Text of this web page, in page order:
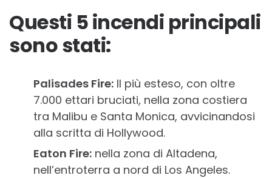
Questi 5 incendi principali
sono stati:
Palisades Fire: Il più esteso, con oltre
7.000 ettari bruciati, nella zona costiera
tra Malibu e Santa Monica, avvicinandosi
alla scritta di Hollywood.
Eaton Fire: nella zona di Altadena,
nell’entroterra a nord di Los Angeles.